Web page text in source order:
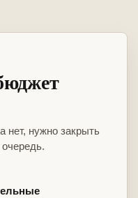
нет, нужно закрыть